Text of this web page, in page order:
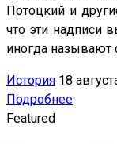
Потоцкий и
что эти надписи
иногда называют
История 18
Подробнее
Featured